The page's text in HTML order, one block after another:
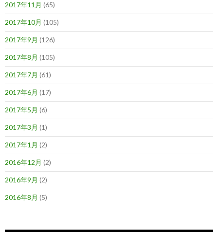
2017年11月 (65)
2017年10月 (105)
2017年9月 (126)
2017年8月 (105)
2017年7月 (61)
2017年6月 (17)
2017年5月 (6)
2017年3月 (1)
2017年1月 (2)
2016年12月 (2)
2016年9月 (2)
2016年8月 (5)